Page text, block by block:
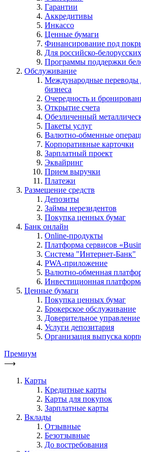
Гарантии
Аккредитивы
Инкассо
Ценные бумаги
Финансирование под
Для российско-
Программы поддержки
Обслуживание
Международные переводы
бизнеса
Очередность и
Открытие счета
Обезличенный
Пакеты услуг
Валютно-обменные
Корпоративные карточки
Зарплатный проект
Эквайринг
Прием выручки
Платежи
Размещение средств
Депозиты
Займы нерезидентов
Покупка ценных бумаг
Банк онлайн
Online-продукты
Платформа сервисов
Система "Интернет-Банк"
PWA-приложение
Валютно-обменная
Инвестиционная
Ценные бумаги
Покупка ценных бумаг
Брокерское обслуживание
Доверительное управление
Услуги депозитария
Организация выпуска
Премиум
⟶
Карты
Кредитные карты
Карты для покупок
Зарплатные карты
Вклады
Отзывные
Безотзывные
До востребования